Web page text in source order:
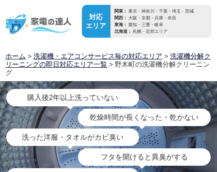
対応
エリア
関東： 東京・神奈川・千葉・埼玉・茨城
関西： 大阪・京都・兵庫・奈良
東海： 愛知・三重・岐阜
北海道： 札幌・近郊エリア
ホーム >洗濯機・エアコンサービス毎の対応エリア >洗濯機分解ク
リーニングの即日対応エリア一覧 > 野木町の洗濯機分解クリーニン
グ
購入後2年以上洗っていない
乾燥時間が長くなった・乾かない
洗った洋服・タオルがカビ臭い
フタを開けると異臭がする